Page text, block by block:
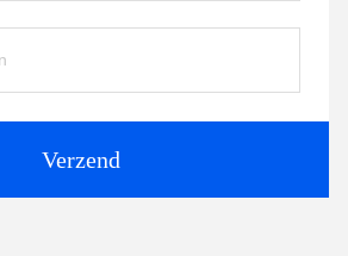
Verzend